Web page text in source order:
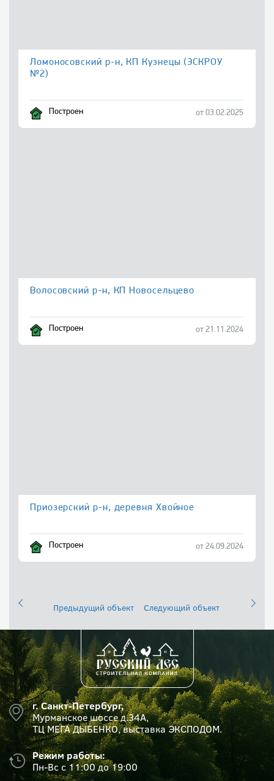
Ломоносовский р-н, КП Кузнецы (ЭСКРОУ
№2)
Построен от 03.02.2025
Волосовский р-н, КП Новосельцево
Построен от 21.11.2024
Приозерский р-н, деревня Хвойное
Построен от 24.09.2024
Предыдущий объект Следующий объект
г. Санкт-Петербург,
Мурманское шоссе д.34А,
ТЦ МЕГА ДЫБЕНКО, выставка ЭКСПОДОМ.
Режим работы:
Пн-Вс с 11:00 до 19:00